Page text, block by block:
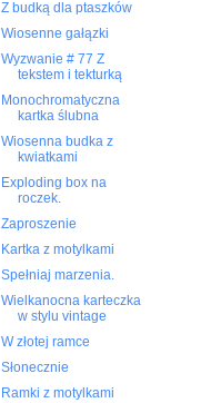
Z budką dla ptaszków
Wiosenne gałązki
Wyzwanie # 77 Z
tekstem i tekturką
Monochromatyczna
kartka ślubna
Wiosenna budka z
kwiatkami
Exploding box na
roczek.
Zaproszenie
Kartka z motylkami
Spełniaj marzenia.
Wielkanocna karteczka
w stylu vintage
W złotej ramce
Słonecznie
Ramki z motylkami